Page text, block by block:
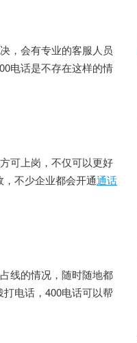
，会有专业的客服人员
电话是不存在这样的情
可上岗，不仅可以更好
不少企业都会开通通话
线的情况，随时随地都
电话，400电话可以帮